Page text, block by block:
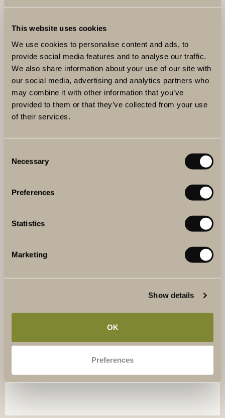
This website uses cookies
We use cookies to personalise content and ads, to
provide social media features and to analyse our traffic.
We also share information about your use of our site with
our social media, advertising and analytics partners who
may combine it with other information that you’ve
provided to them or that they’ve collected from your use
of their services.
Selection
Necessary
Preferences
Statistics
Marketing
Show details
OK
Preferences
KOMBINERA VIN & OST
En god ost och ett glas passande vin är njutning i dess
renaste form. Men, vad är det som gör det så gudomligt
gott? Lär dig hitta de bästa vin- och ostkombinationerna
Att öppna champagne med en sabel gör dig definitivt till
stjärnan på festen. Det ser svårt ut men med den rätta
tekniken kan alla lära sig.I sommar anordnar vi
måndag.